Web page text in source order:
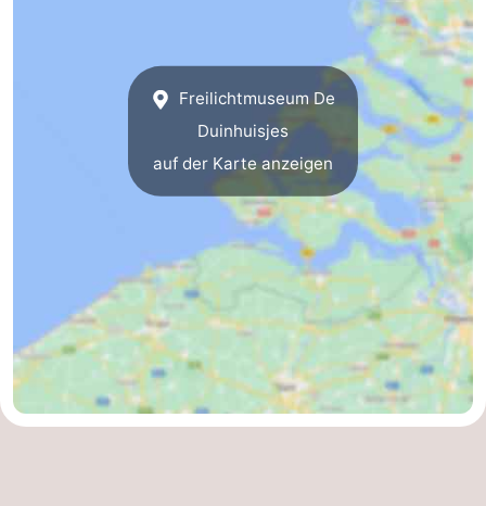
Oosterschelde
Burgh
Haamstede
-
Freilichtmuseum De
Duinhuisjes
auf der Karte anzeigen